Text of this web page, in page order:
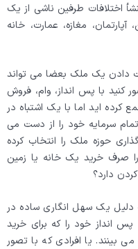
اختلافات طرفین ناشی از یک
مغازه، عمارت، خانه
دادن یک ملک بعضا می تواند
کنید با پس انداز، وام، فروش
کرده اید اما با یک اشتباه در
سرمایه خود را از دست می
حوزه ملک را انتخاب کرده
صرف خرید یک خانه یا زمین
دارد؟
دلیل یک سهل انگاری ساده در
انداز خود را که برای خرید
بینند. یا افرادی که با تصور